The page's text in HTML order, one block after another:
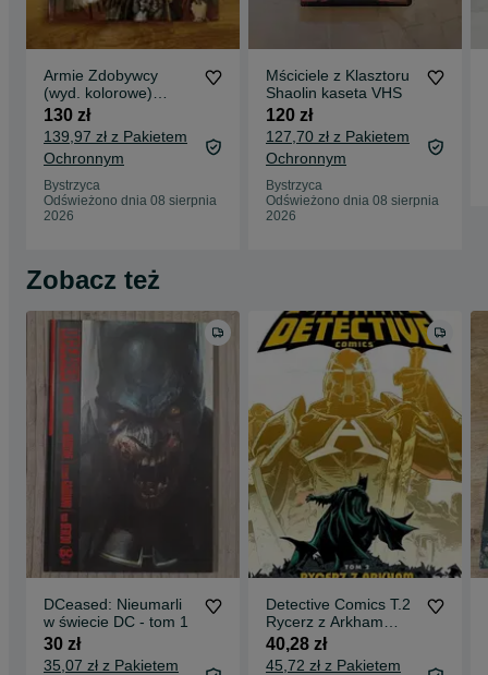
Armie Zdobywcy
(wyd. kolorowe)
Studio Lain
130 zł
139,97 zł z Pakietem
Ochronnym
Bystrzyca
Odświeżono dnia 08 sierpnia
2026
Mściciele z Klasztoru
Shaolin kaseta VHS
120 zł
127,70 zł z Pakietem
Ochronnym
Bystrzyca
Odświeżono dnia 08 sierpnia
2026
Zobacz też
DCeased: Nieumarli
w świecie DC - tom 1
30 zł
35,07 zł z Pakietem
Detective Comics T.2
Rycerz z Arkham
Egmont Peter J.
Tomasi Rok wydani
40,28 zł
45,72 zł z Pakietem